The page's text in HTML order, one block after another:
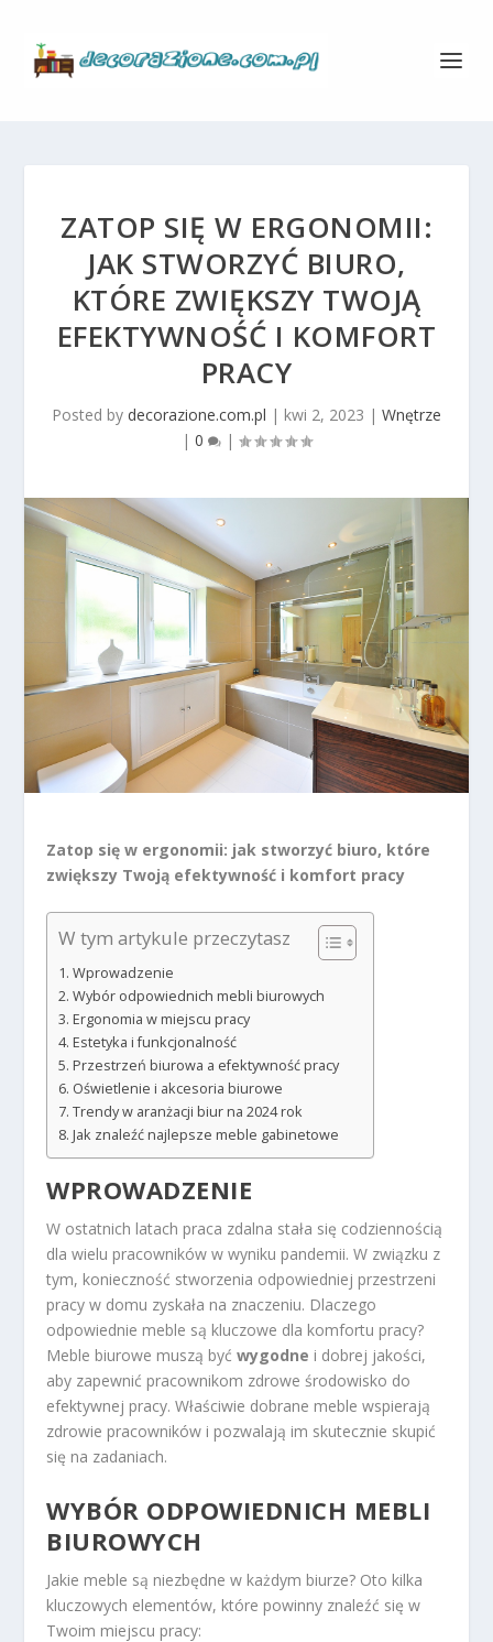
ZATOP SIĘ W ERGONOMII:
JAK STWORZYĆ BIURO,
KTÓRE ZWIĘKSZY TWOJĄ
EFEKTYWNOŚĆ I KOMFORT
PRACY
Posted by decorazione.com.pl | kwi 2, 2023 | Wnętrze
| 0 |
Zatop się w ergonomii: jak stworzyć biuro, które
zwiększy Twoją efektywność i komfort pracy
W tym artykule przeczytasz
Wprowadzenie
Wybór odpowiednich mebli biurowych
Ergonomia w miejscu pracy
Estetyka i funkcjonalność
Przestrzeń biurowa a efektywność pracy
Oświetlenie i akcesoria biurowe
Trendy w aranżacji biur na 2024 rok
Jak znaleźć najlepsze meble gabinetowe
WPROWADZENIE
W ostatnich latach praca zdalna stała się codziennością
dla wielu pracowników w wyniku pandemii. W związku z
tym, konieczność stworzenia odpowiedniej przestrzeni
pracy w domu zyskała na znaczeniu. Dlaczego
odpowiednie meble są kluczowe dla komfortu pracy?
Meble biurowe muszą byćwygodne i dobrej jakości,
aby zapewnić pracownikom zdrowe środowisko do
efektywnej pracy. Właściwie dobrane meble wspierają
zdrowie pracowników i pozwalają im skutecznie skupić
się na zadaniach.
WYBÓR ODPOWIEDNICH MEBLI
BIUROWYCH
Jakie meble są niezbędne w każdym biurze? Oto kilka
kluczowych elementów, które powinny znaleźć się w
Twoim miejscu pracy: